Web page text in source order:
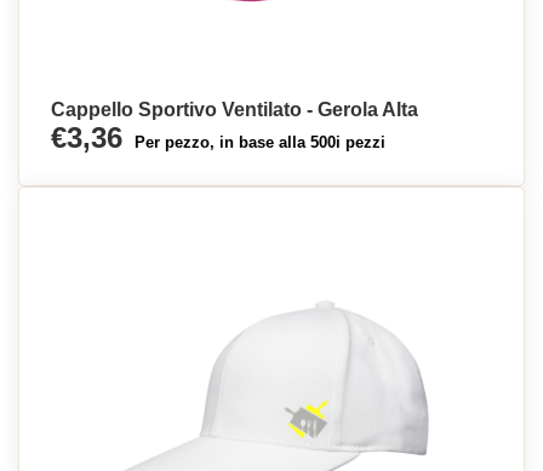
Cappello Sportivo Ventilato - Gerola Alta
€3,36 Per pezzo, in base alla 500i pezzi